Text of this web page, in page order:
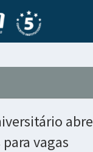
abre
vagas